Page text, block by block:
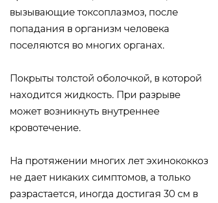
вызывающие токсоплазмоз, после
попадания в организм человека
поселяются во многих органах.
Покрыты толстой оболочкой, в которой
находится жидкость. При разрыве
может возникнуть внутреннее
кровотечение.
На протяжении многих лет эхинококкоз
не дает никаких симптомов, а только
разрастается, иногда достигая 30 см в